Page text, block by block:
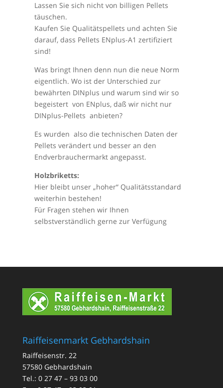
Lassen Sie sich nicht von billigen Pellets
täuschen.
Kaufen Sie Qualitätspellets und achten Sie
darauf, dass Pellets ENplus-A1 zertifiziert
sind!
Was bringt Ihnen denn nun die neue Norm
eigentlich. Wo ist der Unterschied zur
bewährten DINplus und warum sind wir so
begeistert von ENplus, daß wir nicht nur
DINplus-Pellets anbieten?
Es wurden also die technischen Daten der
Pellets verändert und besser an den
Endverbrauchermarkt angepasst.
Holzbriketts:
Hier bleibt unser „hoher“ Qualitätsstandard
weiterhin bestehen!
Für Fragen stehen wir Ihnen
selbstverständlich gerne zur Verfügung
Raiffeisenmarkt Gebhardshain
Raiffeisenstr. 22
57580 Gebhardshain
Tel.: 0 27 47 – 93 03 00